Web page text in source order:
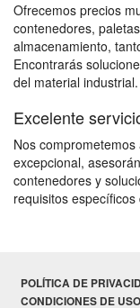
Ofrecemos precios
contenedores,
almacenamiento,
Encontrarás
del material industrial.
Excelente
Nos
excepcional,
contenedores y
requisitos
POLÍTICA DE
CONDICIONES DE USO